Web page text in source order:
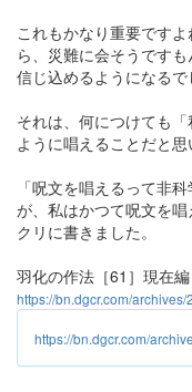
これもかなり重要です
ら、災難に会そうです
信じ込めるようになるで
それは、何につけても
ように唱えることだと思
「呪文を唱えるって非
が、私はかつて呪文を
クリに書きました。
羽化の作法［61］現在
https://bn.dgcr.com/
https://bn.dgcr.com/